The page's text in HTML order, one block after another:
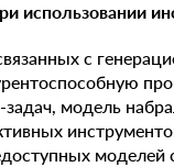
использовании
с
модель